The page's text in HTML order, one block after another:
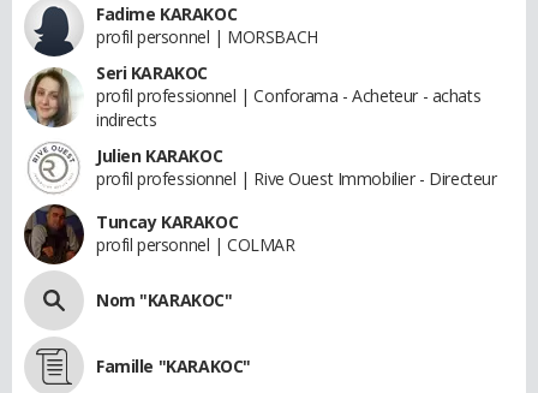
Fadime KARAKOC
profil personnel | MORSBACH
Seri KARAKOC
profil professionnel | Conforama - Acheteur - achats
indirects
Julien KARAKOC
profil professionnel | Rive Ouest Immobilier - Directeur
Tuncay KARAKOC
profil personnel | COLMAR
Nom "KARAKOC"
Famille "KARAKOC"